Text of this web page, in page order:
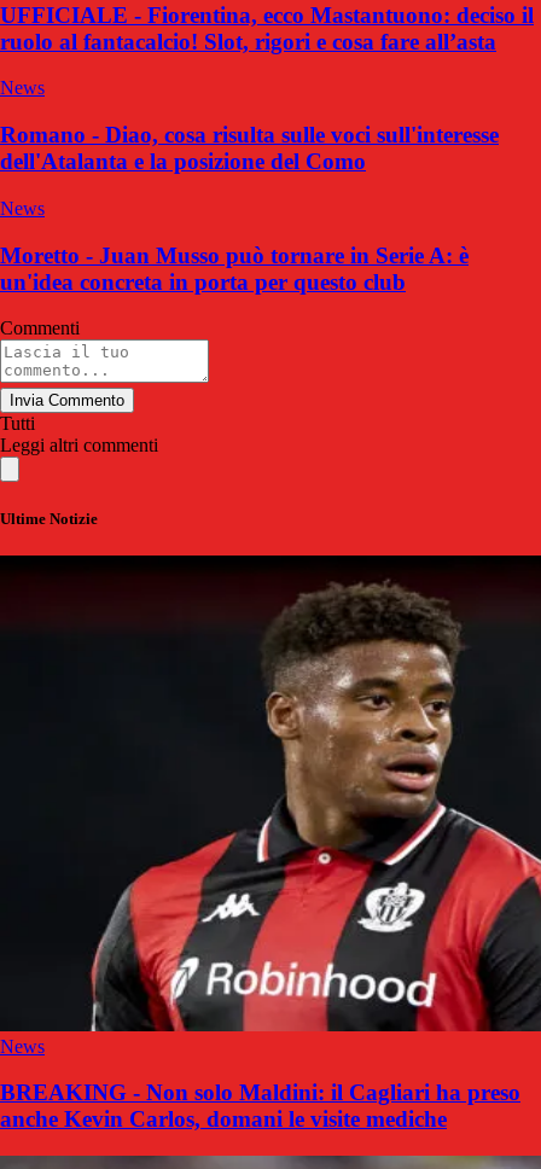
UFFICIALE - Fiorentina, ecco Mastantuono: deciso il
ruolo al fantacalcio! Slot, rigori e cosa fare all’asta
News
Romano - Diao, cosa risulta sulle voci sull'interesse
dell'Atalanta e la posizione del Como
News
Moretto - Juan Musso può tornare in Serie A: è
un'idea concreta in porta per questo club
Commenti
Invia Commento
Tutti
Leggi altri commenti
Ultime Notizie
News
BREAKING - Non solo Maldini: il Cagliari ha preso
anche Kevin Carlos, domani le visite mediche